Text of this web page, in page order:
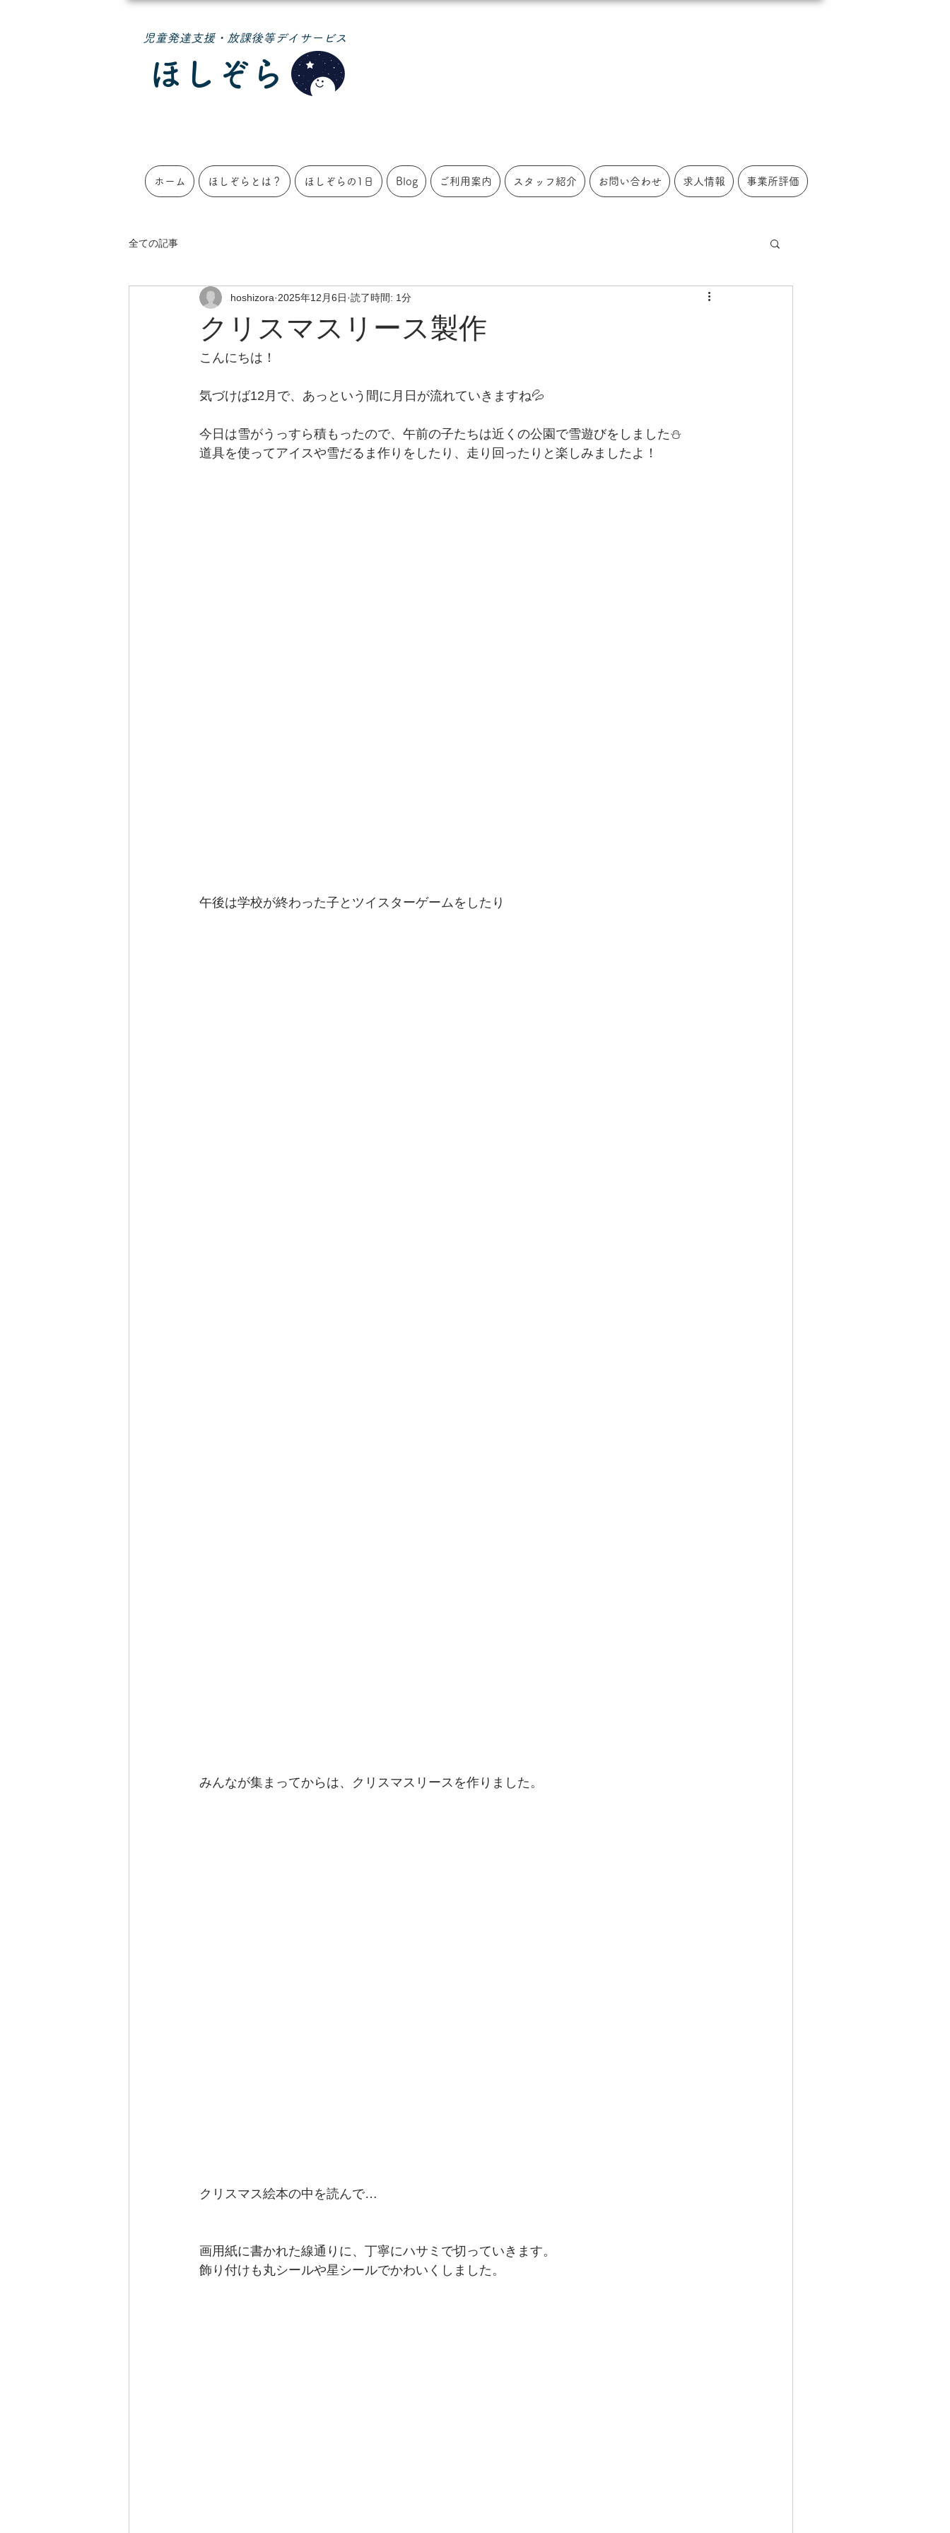
​児童発達支援・放課後等デイサービス
ほしぞら
ホーム ほしぞらとは？ ほしぞらの1日 Blog ご利用案内 スタッフ紹介 お問い合わせ 求人情報 事業所評価
全ての記事
クリスマスリース製作
hoshizora 2025年12月6日 読了時間: 1分
こんにちは！
気づけば12月で、あっという間に月日が流れていきますね💦
今日は雪がうっすら積もったので、午前の子たちは近くの公園で雪遊びをしました⛄️
道具を使ってアイスや雪だるま作りをしたり、走り回ったりと楽しみましたよ！
午後は学校が終わった子とツイスターゲームをしたり
みんなが集まってからは、クリスマスリースを作りました。
クリスマス絵本の中を読んで…
画用紙に書かれた線通りに、丁寧にハサミで切っていきます。
飾り付けも丸シールや星シールでかわいくしました。